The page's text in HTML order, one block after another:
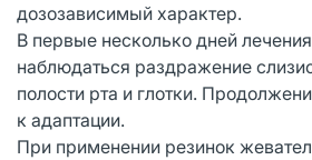
дозозависимый характер.
В первые несколько дней
наблюдаться раздражение
полости рта и глотки.
к адаптации.
При применении резинок